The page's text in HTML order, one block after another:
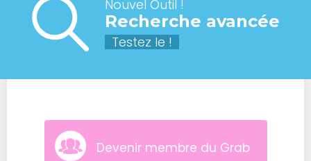
Nouvel Outil !
Recherche avancée
Testez le !
Devenir membre du Grab